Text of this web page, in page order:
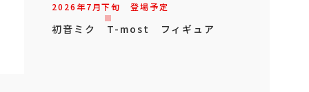
2026年7月下旬 登場予定
初音ミク T-most フィギュア